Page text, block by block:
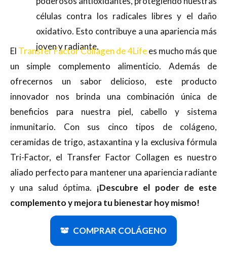
células contra los radicales libres y el daño
oxidativo. Esto contribuye a una apariencia más
joven y radiante.
El Transfer Factor Collagen de 4Lifees mucho más que
un simple complemento alimenticio. Además de
ofrecernos un sabor delicioso, este producto
innovador nos brinda una combinación única de
beneficios para nuestra piel, cabello y sistema
inmunitario. Con sus cinco tipos de colágeno,
ceramidas de trigo, astaxantina y la exclusiva fórmula
Tri-Factor, el Transfer Factor Collagen es nuestro
aliado perfecto para mantener una apariencia radiante
y una salud óptima. ¡Descubre el poder de este
complemento y mejora tu bienestar hoy mismo!
COMPRAR COLÁGENO